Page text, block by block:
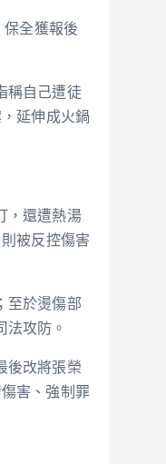
保全獲報後
稱自己遭徒
延伸成火鍋
，還遭熱湯
被反控傷害
至於燙傷部
法攻防。
後改將張榮
害、強制罪